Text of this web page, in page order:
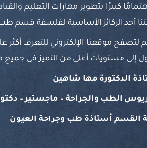
كبيرًا بتطوير مهارات التعليم
أحد الركائز الأساسية لفلسفة قسم
لتصفح موقعنا الإلكتروني للتعرف أكثر
إلى مستويات أعلى من التميز في جميع
الدكتورة مها شاهين
الطب والجراحة – ماجستير –
القسم أستاذة طب وجراحة العيون